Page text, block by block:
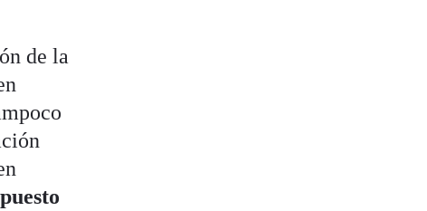
de la